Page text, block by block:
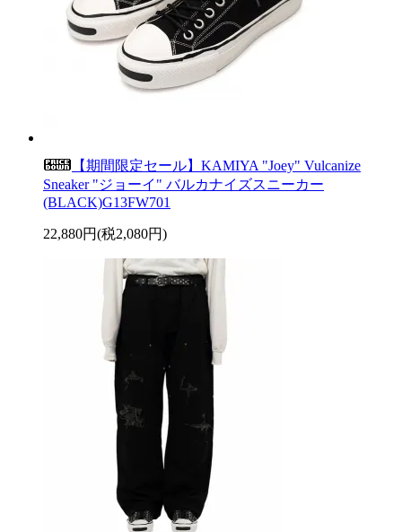
【期間限定セール】KAMIYA "Joey" Vulcanize
Sneaker "ジョーイ" バルカナイズスニーカー
(BLACK)G13FW701
22,880円(税2,080円)